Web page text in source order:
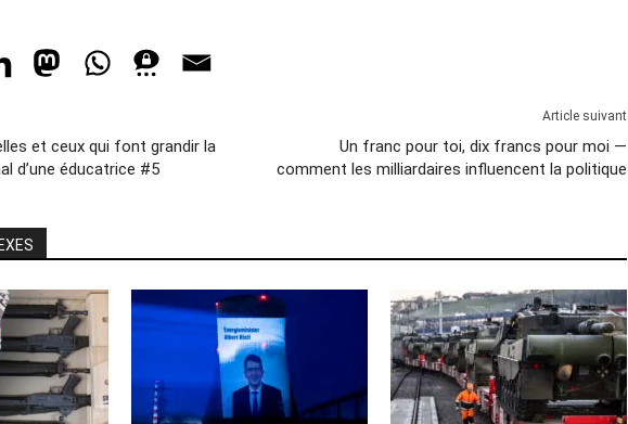
et ceux qui font grandir la
d’une éducatrice #5
Article suivant
Un franc pour toi, dix francs pour moi —
comment les milliardaires influencent la politique